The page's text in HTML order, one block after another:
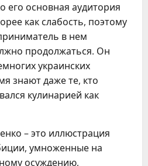
его основная аудитория
как слабость, поэтому
в нем
продолжаться. Он
украинских
знают даже те, кто
кулинарией как
– это иллюстрация
умноженные на
осуждению,